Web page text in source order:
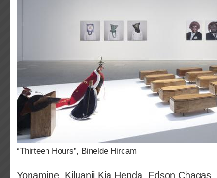
“Thirteen Hours”, Binelde Hircam
Yonamine, Kiluanji Kia Henda, Edson